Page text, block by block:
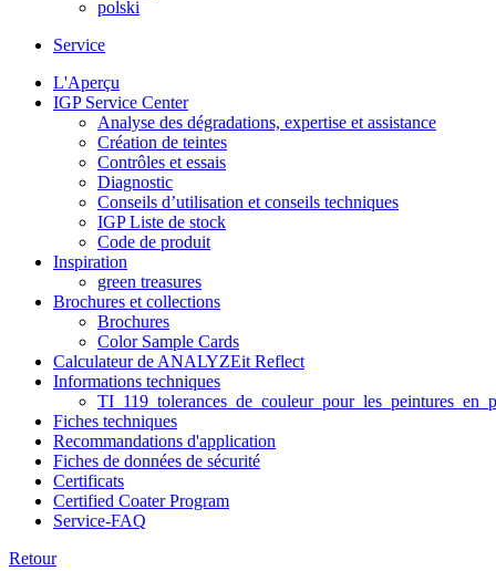
polski
Service
L'Aperçu
IGP Service Center
Analyse des dégradations, expertise et assistance
Création de teintes
Contrôles et essais
Diagnostic
Conseils d’utilisation et conseils techniques
IGP Liste de stock
Code de produit
Inspiration
green treasures
Brochures et collections
Brochures
Color Sample Cards
Calculateur de ANALYZEit Reflect
Informations techniques
Fiches techniques
Recommandations d'application
Fiches de données de sécurité
Certificats
Certified Coater Program
Service-FAQ
Retour